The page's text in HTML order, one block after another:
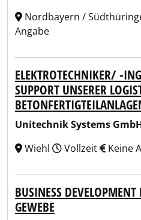
Nordbayern /
Angabe
ELEKTROTECHNIKER/ -
SUPPORT UNSERER
Unitechnik Systems
Wiehl
Vollzeit Keine
BUSINESS
GEWEBE